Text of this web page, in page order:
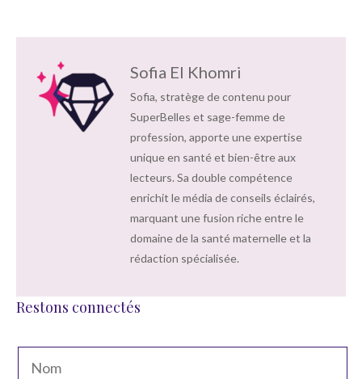
Sofia El Khomri
Sofia, stratège de contenu pour
SuperBelles et sage-femme de
profession, apporte une expertise
unique en santé et bien-être aux
lecteurs. Sa double compétence
enrichit le média de conseils éclairés,
marquant une fusion riche entre le
domaine de la santé maternelle et la
rédaction spécialisée.
Restons connectés